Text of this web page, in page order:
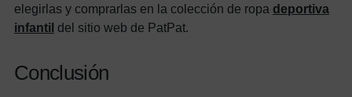
elegirlas y comprarlas en la colección de ropa deportiva
infantil del sitio web de PatPat.
Conclusión